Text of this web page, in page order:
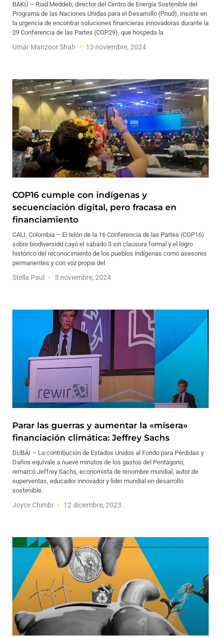
BAKÚ – Riad Meddeb, director del Centro de Energía Sostenible del
Programa de las Naciones Unidas para el Desarrollo (Pnud), insiste en
la urgencia de encontrar soluciones financieras innovadoras durante la
29 Conferencia de las Partes (COP29), que hospeda la
Umar Manzoor Shah 13 noviembre, 2024
COP16 cumple con indígenas y
secuenciación digital, pero fracasa en
financiamiento
CALI, Colombia – El telón de la 16 Conferencia de las Partes (COP16)
sobre biodiversidd cayó el sábado 3 sin clausura formal y el logro
histórico del reconocimiento de los pueblos indígenas como asesores
permanentes y con voz propia del
Stella Paul 3 noviembre, 2024
Parar las guerras y aumentar la «mísera»
financiación climática: Jeffrey Sachs
DUBÁI – La contribución de Estados Unidos al Fondo para Pérdidas y
Daños equivale a nueve minutos de los gastos del Pentágono,
remarcó Jeffrey Sachs, economista de renombre mundial, autor de
superventas, educador innovador y líder mundial en desarrollo
sostenible.
Joyce Chimbi 12 diciembre, 2023